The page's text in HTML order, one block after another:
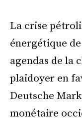
La crise
énergétique
agendas de la
plaidoyer en
Deutsche
monétaire